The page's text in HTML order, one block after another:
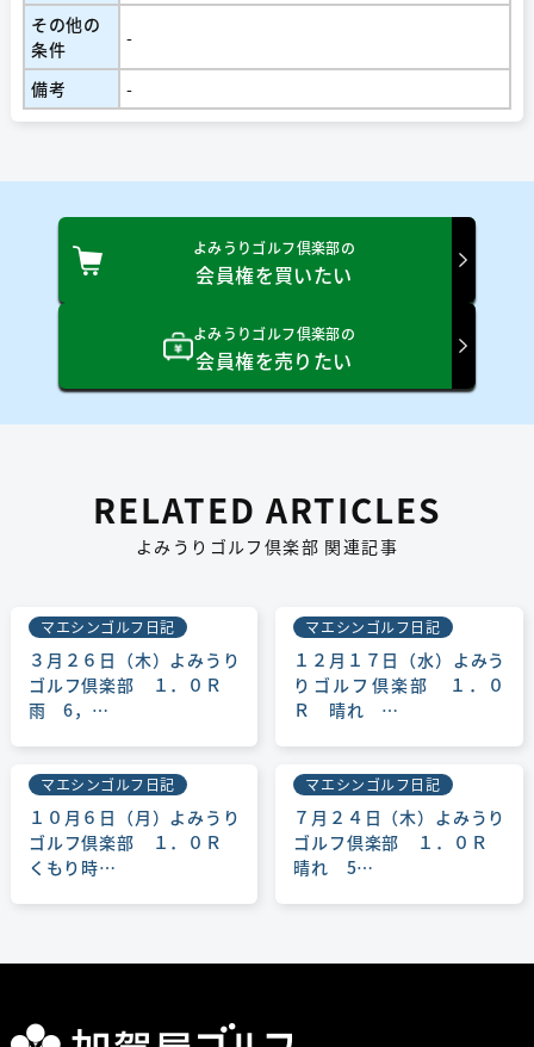
その他の
条件
-
備考 -
よみうりゴルフ倶楽部の
会員権を買いたい
よみうりゴルフ倶楽部の
会員権を売りたい
RELATED ARTICLES
よみうりゴルフ倶楽部 関連記事
マエシンゴルフ日記
３月２６日（木）よみうり
ゴルフ倶楽部 １．０Ｒ
雨 6，…
マエシンゴルフ日記
１２月１７日（水）よみう
りゴルフ倶楽部 １．０
Ｒ 晴れ …
マエシンゴルフ日記
１０月６日（月）よみうり
ゴルフ倶楽部 １．０Ｒ
くもり時…
マエシンゴルフ日記
７月２４日（木）よみうり
ゴルフ倶楽部 １．０Ｒ
晴れ 5…